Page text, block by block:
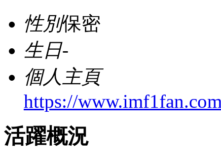
性別保密
生日-
個人主頁
https://
活躍概況